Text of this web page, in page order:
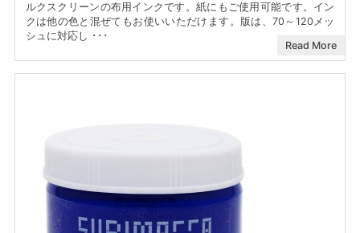
ルクスクリーンの布用インクです。紙にもご使用可能です。イン
クは他の色と混ぜてもお使いいただけます。版は、70～120メッ
シュに対応し ･･･
Read More